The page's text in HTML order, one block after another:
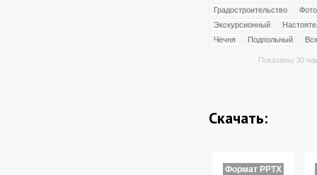
Градостроительство
Экскурсионный
Чечня
Подпольный
Показаны 30
Скачать:
Формат PPTX